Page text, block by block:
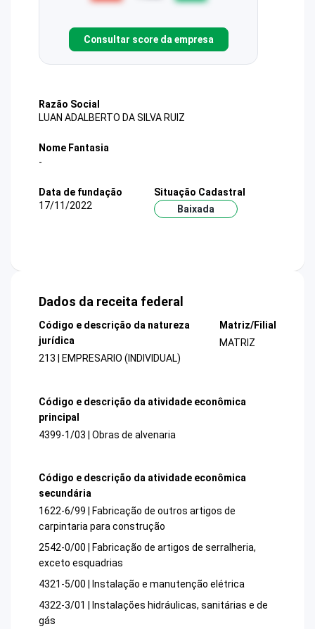
Consultar score da empresa
Razão Social
LUAN ADALBERTO DA SILVA RUIZ
Nome Fantasia
-
Data de fundação
17/11/2022
Situação Cadastral
Baixada
Dados da receita federal
Código e descrição da natureza
jurídica
213 | EMPRESARIO (INDIVIDUAL)
Matriz/Filial
MATRIZ
Código e descrição da atividade econômica
principal
4399-1/03 | Obras de alvenaria
Código e descrição da atividade econômica
secundária
1622-6/99 | Fabricação de outros artigos de
carpintaria para construção
2542-0/00 | Fabricação de artigos de serralheria,
exceto esquadrias
4321-5/00 | Instalação e manutenção elétrica
4322-3/01 | Instalações hidráulicas, sanitárias e de
gás